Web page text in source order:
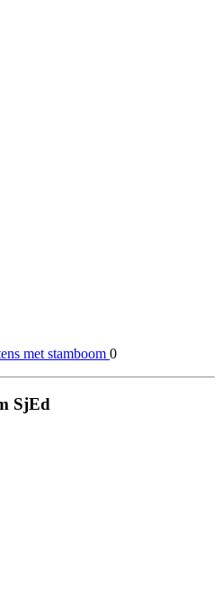
met stamboom 0
SjEd